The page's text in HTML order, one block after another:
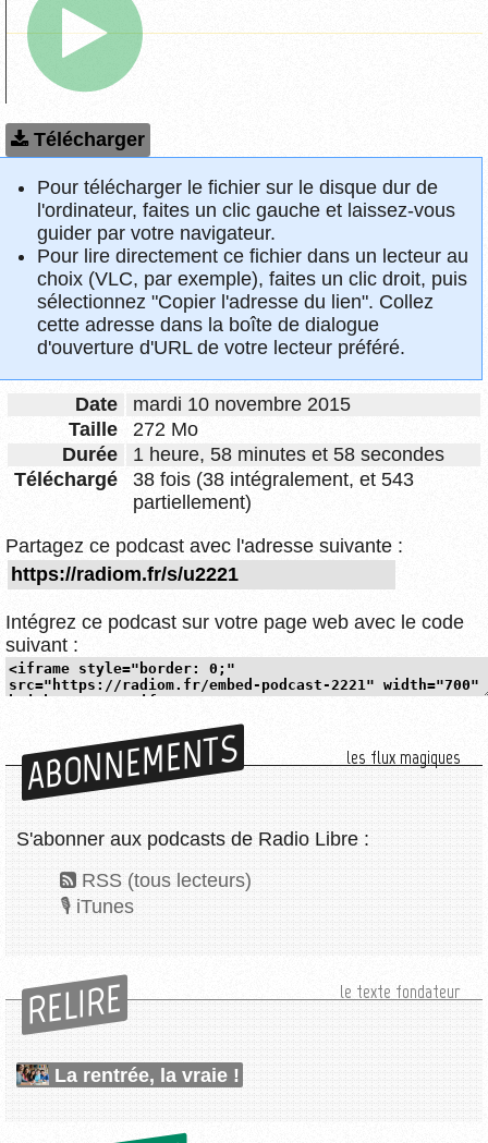
Télécharger
Pour télécharger le fichier sur le disque dur de
l'ordinateur, faites un clic gauche et laissez-vous
guider par votre navigateur.
Pour lire directement ce fichier dans un lecteur au
choix (VLC, par exemple), faites un clic droit, puis
sélectionnez "Copier l'adresse du lien". Collez
cette adresse dans la boîte de dialogue
d'ouverture d'URL de votre lecteur préféré.
Date
mardi 10 novembre 2015
Taille
272 Mo
Durée
1 heure, 58 minutes et 58 secondes
Téléchargé
38 fois (38 intégralement, et 543
partiellement)
Partagez ce podcast avec l'adresse suivante :
Intégrez ce podcast sur votre page web avec le code
suivant :
ABONNEMENTS les flux magiques
S'abonner aux podcasts de Radio Libre :
RSS (tous lecteurs)
iTunes
RELIRE le texte fondateur
La rentrée, la vraie !